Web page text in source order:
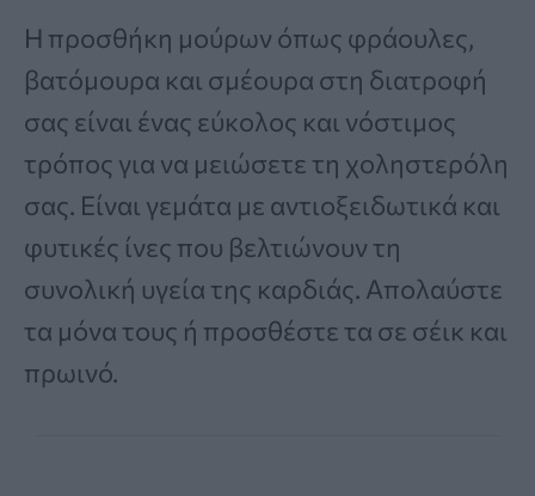
Η προσθήκη μούρων όπως φράουλες,
βατόμουρα και σμέουρα στη διατροφή
σας είναι ένας εύκολος και νόστιμος
τρόπος για να μειώσετε τη χοληστερόλη
σας. Είναι γεμάτα με αντιοξειδωτικά και
φυτικές ίνες που βελτιώνουν τη
συνολική υγεία της καρδιάς. Απολαύστε
τα μόνα τους ή προσθέστε τα σε σέικ και
πρωινό.